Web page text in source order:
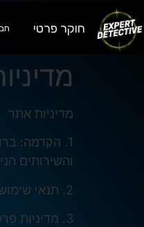
חוקר פרטי
מדיניות אתר
1. הקדמה:
והשירותים
2. תנאי שימוש:
3. מדיניות פרטיות: